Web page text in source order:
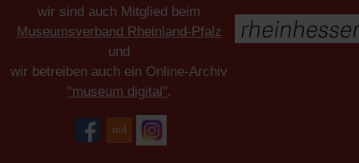
wir sind auch Mitglied beim
Museumsverband Rheinland-Pfalz
und
wir betreiben auch ein Online-Archiv
"museum digital".